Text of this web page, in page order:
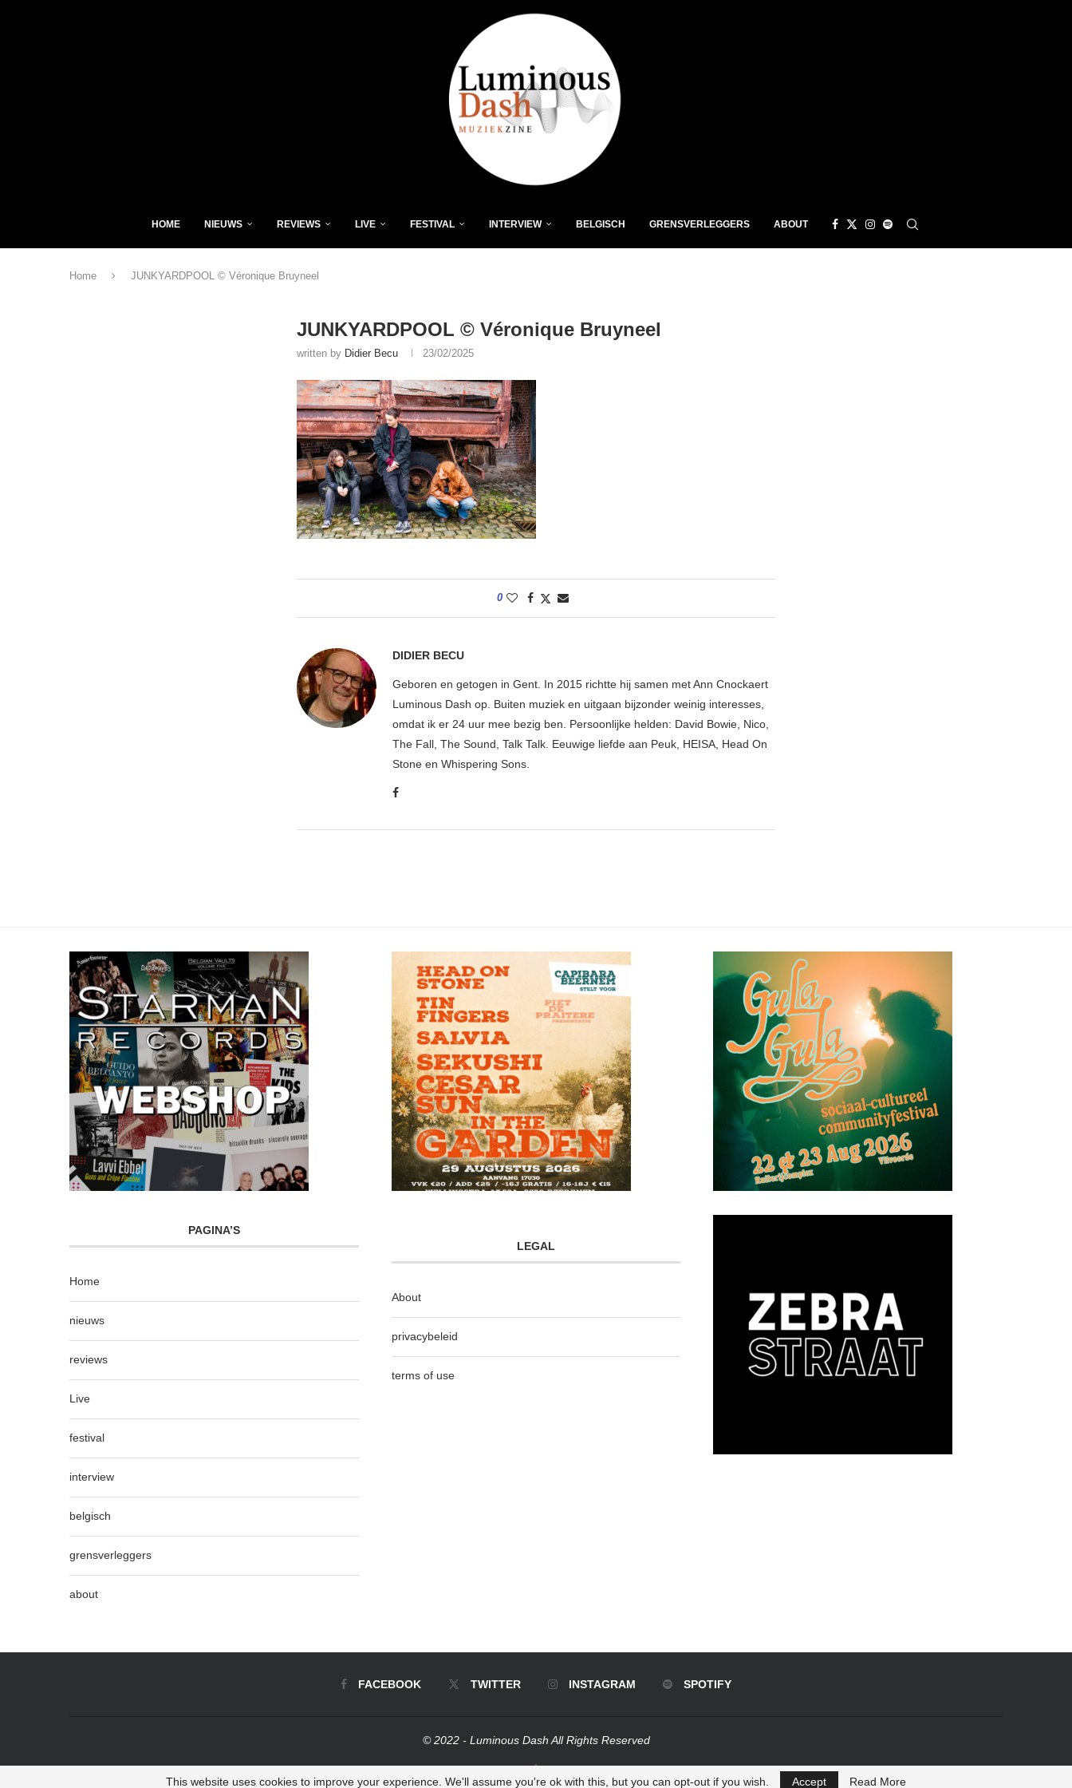
HOME NIEUWS REVIEWS LIVE FESTIVAL INTERVIEW BELGISCH GRENSVERLEGGERS ABOUT
Home JUNKYARDPOOL © Véronique Bruyneel
JUNKYARDPOOL © Véronique Bruyneel
written by Didier Becu 23/02/2025
0
DIDIER BECU
Geboren en getogen in Gent. In 2015 richtte hij samen met Ann Cnockaert
Luminous Dash op. Buiten muziek en uitgaan bijzonder weinig interesses,
omdat ik er 24 uur mee bezig ben. Persoonlijke helden: David Bowie, Nico,
The Fall, The Sound, Talk Talk. Eeuwige liefde aan Peuk, HEISA, Head On
Stone en Whispering Sons.
PAGINA’S
Home
nieuws
reviews
Live
festival
interview
belgisch
grensverleggers
about
LEGAL
About
privacybeleid
terms of use
FACEBOOK TWITTER INSTAGRAM SPOTIFY
© 2022 - Luminous Dash All Rights Reserved
BACK TO TOP
This website uses cookies to improve your experience. We'll assume you're ok with this, but you can opt-out if you wish. Accept Read More